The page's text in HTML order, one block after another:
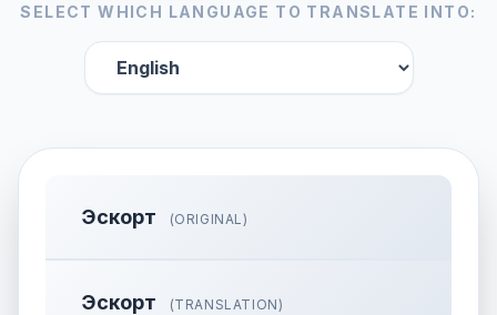
SELECT WHICH LANGUAGE TO TRANSLATE INTO:
Эскорт (ORIGINAL)
Эскорт (TRANSLATION)